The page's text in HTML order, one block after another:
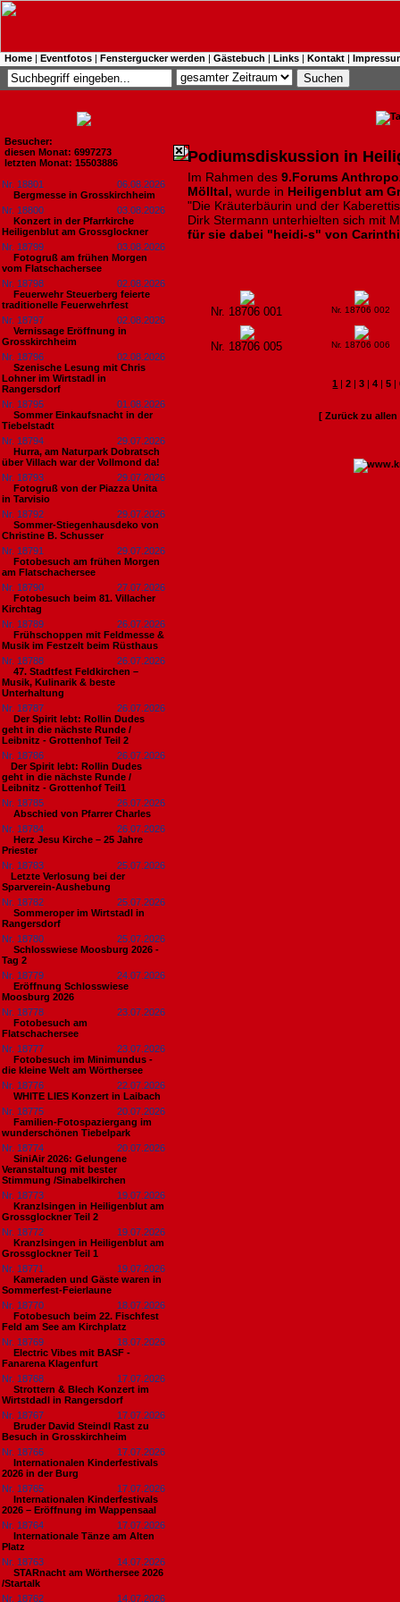
Home | Eventfotos | Fenstergucker werden | Gästebuch | Links | Kontakt |
Besucher:
diesen Monat: 6997273
letzten Monat: 15503886
Nr. 18801
06.08.2026
Bergmesse in Grosskirchheim
Nr. 18800
03.08.2026
Konzert in der Pfarrkirche
Heiligenblut am Grossglockner
Nr. 18799
03.08.2026
Fotogruß am frühen Morgen
vom Flatschachersee
Nr. 18798
02.08.2026
Feuerwehr Steuerberg feierte
traditionelle Feuerwehrfest
Nr. 18797
02.08.2026
Vernissage Eröffnung in
Grosskirchheim
Nr. 18796
02.08.2026
Szenische Lesung mit Chris
Lohner im Wirtstadl in
Rangersdorf
Nr. 18795
01.08.2026
Sommer Einkaufsnacht in der
Tiebelstadt
Nr. 18794
29.07.2026
Hurra, am Naturpark Dobratsch
über Villach war der Vollmond da!
Nr. 18793
29.07.2026
Fotogruß von der Piazza Unita
in Tarvisio
Nr. 18792
29.07.2026
Sommer-Stiegenhausdeko von
Christine B. Schusser
Nr. 18791
29.07.2026
Fotobesuch am frühen Morgen
am Flatschachersee
Nr. 18790
27.07.2026
Fotobesuch beim 81. Villacher
Kirchtag
Nr. 18789
26.07.2026
Frühschoppen mit Feldmesse &
Musik im Festzelt beim Rüsthaus
Nr. 18788
26.07.2026
47. Stadtfest Feldkirchen –
Musik, Kulinarik & beste
Unterhaltung
Nr. 18787
26.07.2026
Der Spirit lebt: Rollin Dudes
geht in die nächste Runde /
Leibnitz - Grottenhof Teil 2
Nr. 18786
26.07.2026
​Der Spirit lebt: Rollin Dudes
geht in die nächste Runde /
Leibnitz - Grottenhof Teil1
Nr. 18785
26.07.2026
Abschied von Pfarrer Charles
Nr. 18784
26.07.2026
Herz Jesu Kirche – 25 Jahre
Priester
Nr. 18783
25.07.2026
​Letzte Verlosung bei der
Sparverein-Aushebung
Nr. 18782
25.07.2026
Sommeroper im Wirtstadl in
Rangersdorf
Nr. 18780
25.07.2026
Schlosswiese Moosburg 2026 -
Tag 2
Nr. 18779
24.07.2026
Eröffnung Schlosswiese
Moosburg 2026
Nr. 18778
23.07.2026
Fotobesuch am
Flatschachersee
Nr. 18777
23.07.2026
Fotobesuch im Minimundus -
die kleine Welt am Wörthersee
Nr. 18776
22.07.2026
WHITE LIES Konzert in Laibach
Nr. 18775
20.07.2026
Familien-Fotospaziergang im
wunderschönen Tiebelpark
Nr. 18774
20.07.2026
SiniAir 2026: Gelungene
Veranstaltung mit bester
Stimmung /Sinabelkirchen
Nr. 18773
19.07.2026
Kranzlsingen in Heiligenblut am
Grossglockner Teil 2
Nr. 18772
19.07.2026
Kranzlsingen in Heiligenblut am
Grossglockner Teil 1
Nr. 18771
19.07.2026
Kameraden und Gäste waren in
Sommerfest-Feierlaune
Nr. 18770
18.07.2026
Fotobesuch beim 22. Fischfest
Feld am See am Kirchplatz
Nr. 18769
18.07.2026
Electric Vibes mit BASF -
Fanarena Klagenfurt
Nr. 18768
17.07.2026
Strottern & Blech Konzert im
Wirtstdadl in Rangersdorf
Nr. 18767
17.07.2026
Bruder David Steindl Rast zu
Besuch in Grosskirchheim
Nr. 18766
17.07.2026
Internationalen Kinderfestivals
2026 in der Burg
Nr. 18765
17.07.2026
Internationalen Kinderfestivals
2026 – Eröffnung im Wappensaal
Nr. 18764
17.07.2026
Internationale Tänze am Alten
Platz
Nr. 18763
14.07.2026
STARnacht am Wörthersee 2026
/Startalk
Nr. 18762
14.07.2026
Podiumsdiskussion in
Im Rahmen des 9.Forums
Mölltal, wurde in Heiligenblut am
"Die Kräuterbäurin und der
Dirk Stermann unterhielten sich mit
für sie dabei "heidi-s" von
Nr. 18706 001 Nr. 18706 002
Nr. 18706 005 Nr. 18706 006
1 |2 |3 |4 |5 |
[ Zurück zu